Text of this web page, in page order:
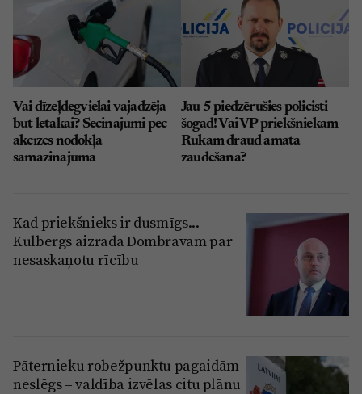
Vai dīzeļdegvielai vajadzēja
būt lētākai? Secinājumi pēc
akcīzes nodokļa
samazinājuma
Jau 5 piedzērušies policisti
šogad! Vai VP priekšniekam
Rukam draud amata
zaudēšana?
Kad priekšnieks ir dusmīgs...
Kulbergs aizrāda Dombravam par
nesaskaņotu rīcību
Pāternieku robežpunktu pagaidām
neslēgs – valdība izvēlas citu plānu